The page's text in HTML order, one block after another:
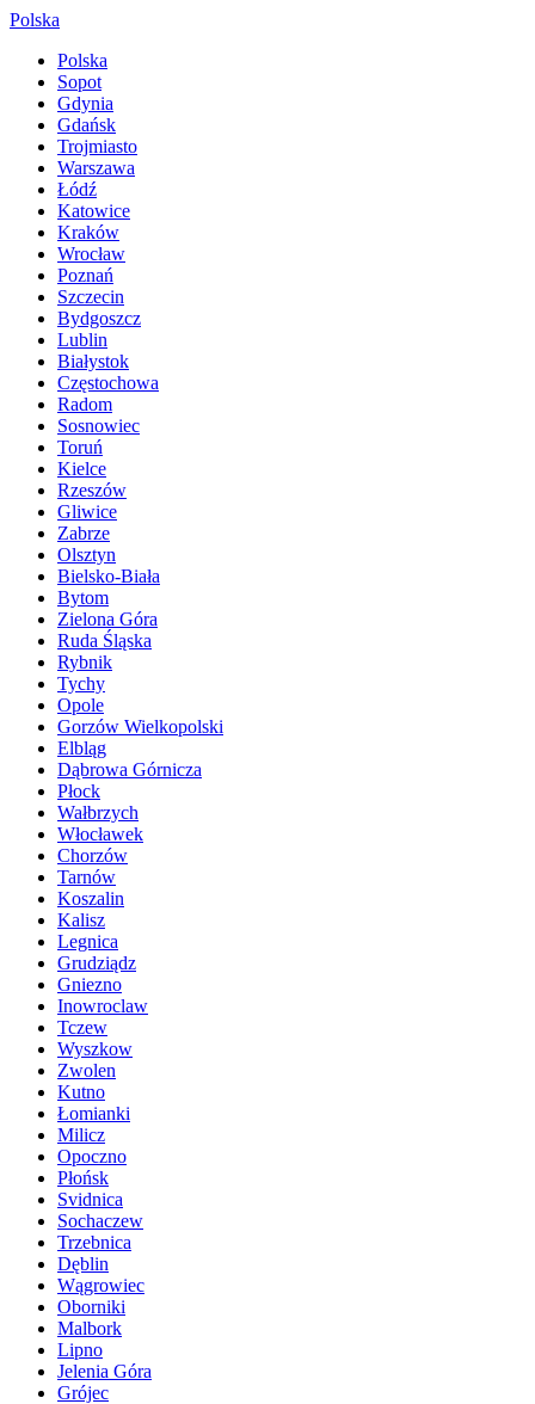
Polska
Polska
Sopot
Gdynia
Gdańsk
Trojmiasto
Warszawa
Łódź
Katowice
Kraków
Wrocław
Poznań
Szczecin
Bydgoszcz
Lublin
Białystok
Częstochowa
Radom
Sosnowiec
Toruń
Kielce
Rzeszów
Gliwice
Zabrze
Olsztyn
Bielsko-Biała
Bytom
Zielona Góra
Ruda Śląska
Rybnik
Tychy
Opole
Gorzów Wielkopolski
Elbląg
Dąbrowa Górnicza
Płock
Wałbrzych
Włocławek
Chorzów
Tarnów
Koszalin
Kalisz
Legnica
Grudziądz
Gniezno
Inowroclaw
Tczew
Wyszkow
Zwolen
Kutno
Łomianki
Milicz
Opoczno
Płońsk
Svidnica
Sochaczew
Trzebnica
Dęblin
Wągrowiec
Oborniki
Malbork
Lipno
Jelenia Góra
Grójec